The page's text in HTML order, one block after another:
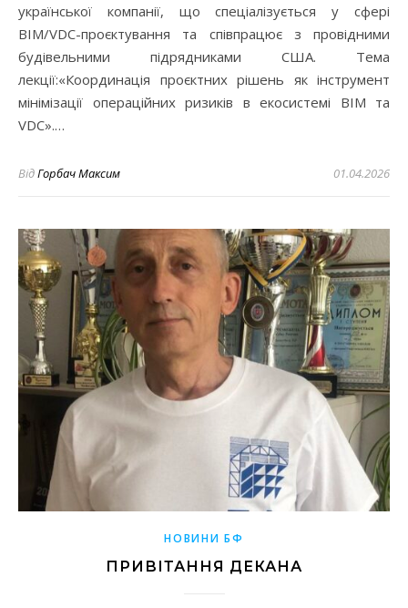
української компанії, що спеціалізується у сфері
BIM/VDC-проєктування та співпрацює з провідними
будівельними підрядниками США. Тема
лекції:«Координація проєктних рішень як інструмент
мінімізації операційних ризиків в екосистемі BIM та
VDC».…
ВідГорбач Максим 01.04.2026
НОВИНИ БФ
ПРИВІТАННЯ ДЕКАНА